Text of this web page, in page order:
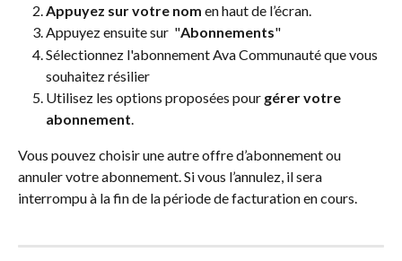
Appuyez sur votre nom en haut de l’écran.
Appuyez ensuite sur  "Abonnements"
Sélectionnez l'abonnement Ava Communauté que vous
souhaitez résilier
Utilisez les options proposées pour gérer votre
abonnement
Vous pouvez choisir une autre offre d’abonnement ou
annuler votre abonnement. Si vous l’annulez, il sera
interrompu à la fin de la période de facturation en cours.